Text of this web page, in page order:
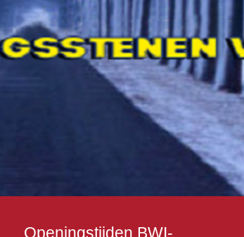
Openingstijden BWI-